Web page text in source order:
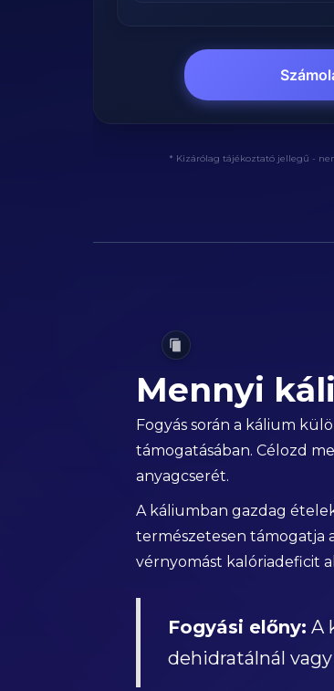
* Kizárólag tájékoztató jellegű -
Mennyi
Fogyás során a kálium
támogatásában. Célozd
anyagcserét.
A káliumban gazdag
természetesen támogatja
vérnyomást kalóriadeficit
Fogyási előny: A
dehidratálnál